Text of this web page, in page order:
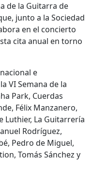
de la Guitarra de
junto a la Sociedad
en el concierto
cita anual en torno
e
VI Semana de la
Park, Cuerdas
Félix Manzanero,
Luthier, La Guitarrería
Rodríguez,
Pedro de Miguel,
Tomás Sánchez y